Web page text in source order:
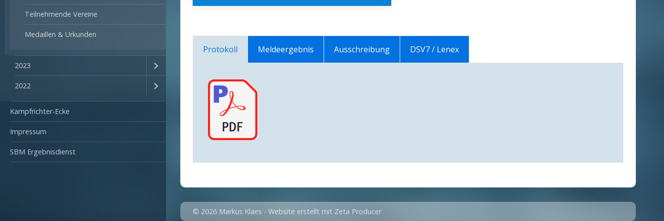
Teilnehmende Vereine
Medaillen & Urkunden
2023
2022
Kampfrichter-Ecke
Impressum
SBM Ergebnisdienst
Protokoll Meldeergebnis Ausschreibung DSV7 / Lenex
© 2026 Markus Klaes -Website erstellt mit Zeta Producer